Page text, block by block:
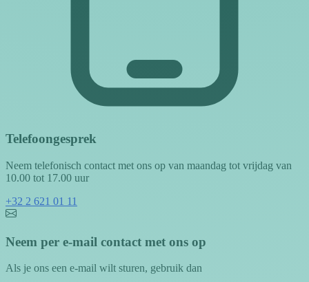
Telefoongesprek
Neem telefonisch contact met ons op van maandag tot vrijdag van
10.00 tot 17.00 uur
+32 2 621 01 11
Neem per e-mail contact met ons op
Als je ons een e-mail wilt sturen, gebruik dan